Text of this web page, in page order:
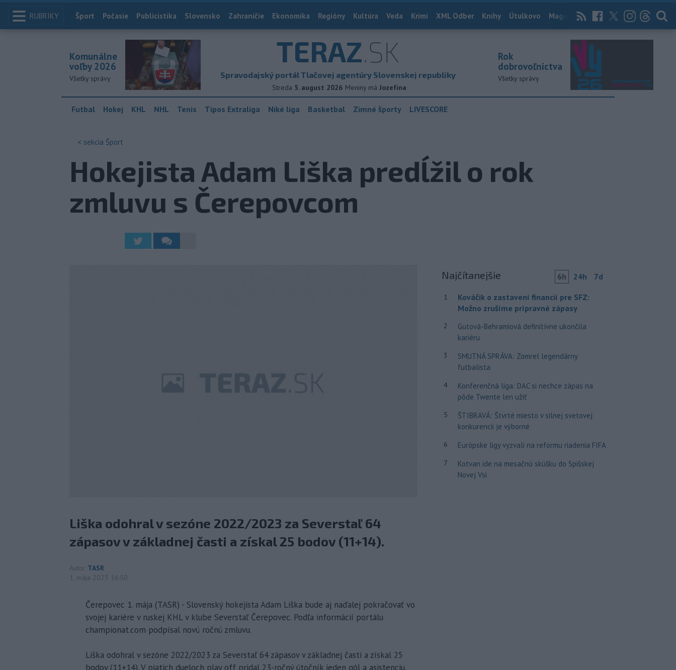
RUBRIKY Index
Šport Počasie Publicistika Slovensko Zahraničie Ekonomika Regióny Kultúra Veda Krimi XML Odber Knihy Útulkovo Magazín News Now Archív
TERAZ.SK
Spravodajský portál Tlačovej agentúry Slovenskej republiky
Streda 5. august 2026 Meniny má Jozefína
Komunálne
voľby 2026
Všetky správy
Rok
dobrovoľníctva
Všetky správy
Futbal Hokej KHL NHL Tenis Tipos Extraliga Niké liga Basketbal Zimné športy LIVESCORE
< sekcia Šport
Hokejista Adam Liška predĺžil o rok
zmluvu s Čerepovcom
Liška odohral v sezóne 2022/2023 za Severstaľ 64
zápasov v základnej časti a získal 25 bodov (11+14).
Autor TASR
1. mája 2023 16:50
Čerepovec 1. mája (TASR) - Slovenský hokejista Adam Liška bude aj naďalej pokračovať vo
svojej kariére v ruskej KHL v klube Severstaľ Čerepovec. Podľa informácií portálu
championat.com podpísal novú ročnú zmluvu.
Liška odohral v sezóne 2022/2023 za Severstaľ 64 zápasov v základnej časti a získal 25
bodov (11+14). V piatich dueloch play off pridal 23-ročný útočník jeden gól a asistenciu.
Najčítanejšie 6h 24h 7d
1
Kováčik o zastavení financií pre SFZ:
Možno zrušíme prípravné zápasy
2
Gutová-Behramiová definitívne ukončila
kariéru
3
SMUTNÁ SPRÁVA: Zomrel legendárny
futbalista
4
Konferenčná liga: DAC si nechce zápas na
pôde Twente len užiť
5
ŠTIBRAVÁ: Štvrté miesto v silnej svetovej
konkurencii je výborné
6 Európske ligy vyzvali na reformu riadenia FIFA
7
Kotvan ide na mesačnú skúšku do Spišskej
Novej Vsi